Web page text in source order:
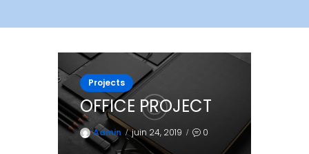
Projects
OFFICE PROJECT
Admin juin 24, 2019 0